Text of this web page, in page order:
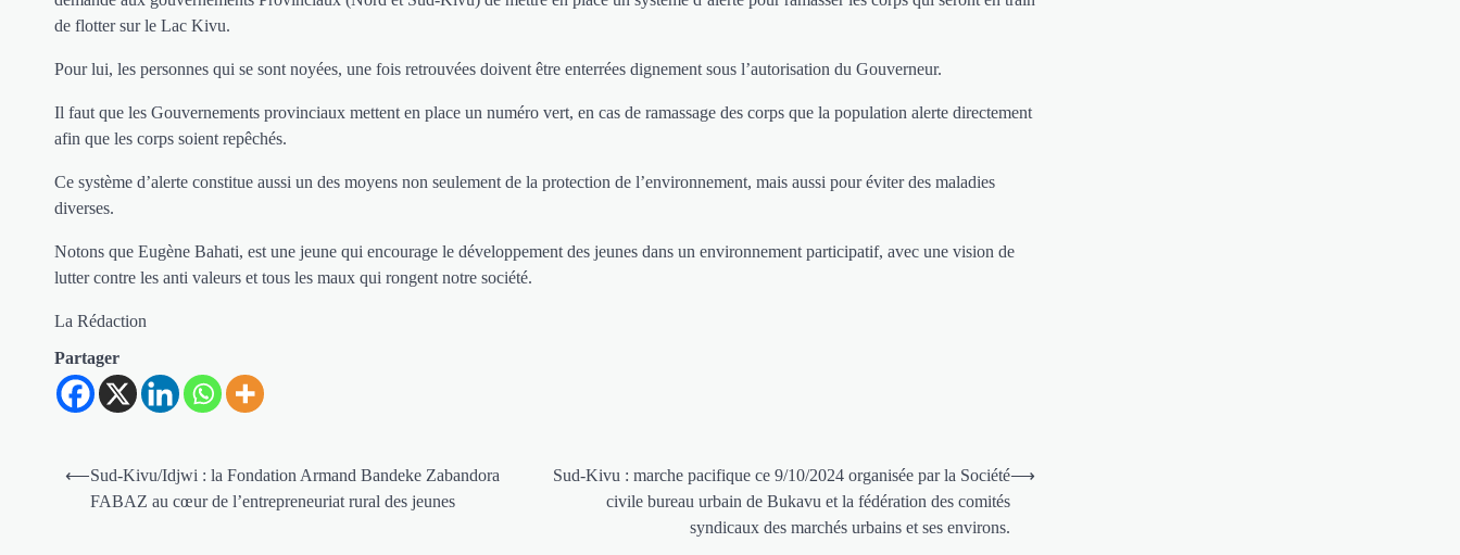
de flotter sur le Lac Kivu.
Pour lui, les personnes qui se sont noyées, une fois retrouvées doivent être enterrées dignement sous l’autorisation du Gouverneur.
Il faut que les Gouvernements provinciaux mettent en place un numéro vert, en cas de ramassage des corps que la population alerte directement
afin que les corps soient repêchés.
Ce système d’alerte constitue aussi un des moyens non seulement de la protection de l’environnement, mais aussi pour éviter des maladies
diverses.
Notons que Eugène Bahati, est une jeune qui encourage le développement des jeunes dans un environnement participatif, avec une vision de
lutter contre les anti valeurs et tous les maux qui rongent notre société.
La Rédaction
Partager
Navigation
⟵Sud-Kivu/Idjwi : la Fondation Armand Bandeke Zabandora
FABAZ au cœur de l’entrepreneuriat rural des jeunes
Sud-Kivu : marche pacifique ce 9/10/2024 organisée par la Société
civile bureau urbain de Bukavu et la fédération des comités
syndicaux des marchés urbains et ses environs.
⟶